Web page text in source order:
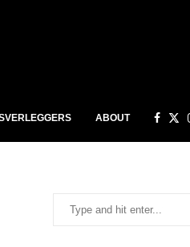
ABOUT